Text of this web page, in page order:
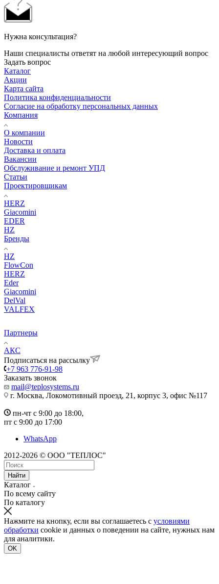
Нужна консультация?
Наши специалисты ответят на любой интересующий вопрос
Задать вопрос
Каталог
Акции
Карта сайта
Политика конфиденциальности
Согласие на обработку персональных данных
Компания
О компании
Новости
Доставка и оплата
Вакансии
Обслуживание и ремонт УПД
Статьи
Проектировщикам
HERZ
Giacomini
EDER
HZ
Бренды
HZ
FlowCon
HERZ
Eder
Giacomini
DelVal
VALFEX
Партнеры
АКС
Подписаться на рассылку
+7 963 776-91-98
Заказать звонок
mail@teplosystems.ru
г. Москва, Локомотивный проезд, 21, корпус 3, офис №117
пн-чт с 9:00 до 18:00,
пт с 9:00 до 17:00
WhatsApp
2012-2026 © ООО "ТЕПЛОС"
Найти
Каталог
По всему сайту
По каталогу
Нажмите на кнопку, если вы соглашаетесь с условиями
обработки cookie и данных о поведении на сайте, нужных нам
для аналитики.
OK